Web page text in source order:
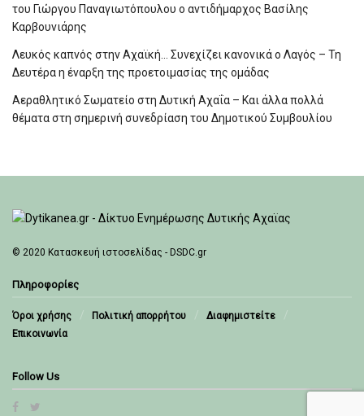
του Γιώργου Παναγιωτόπουλου ο αντιδήμαρχος Βασίλης
Καρβουνιάρης
Λευκός καπνός στην Αχαϊκή… Συνεχίζει κανονικά ο Λαγός – Τη
Δευτέρα η έναρξη της προετοιμασίας της ομάδας
Αεραθλητικό Σωματείο στη Δυτική Αχαΐα – Και άλλα πολλά
θέματα στη σημερινή συνεδρίαση του Δημοτικού Συμβουλίου
© 2020 Κατασκευή ιστοσελίδας - DSDC.gr
Πληροφορίες
Όροι χρήσης Πολιτική απορρήτου
Διαφημιστείτε
Επικοινωνία
Follow Us